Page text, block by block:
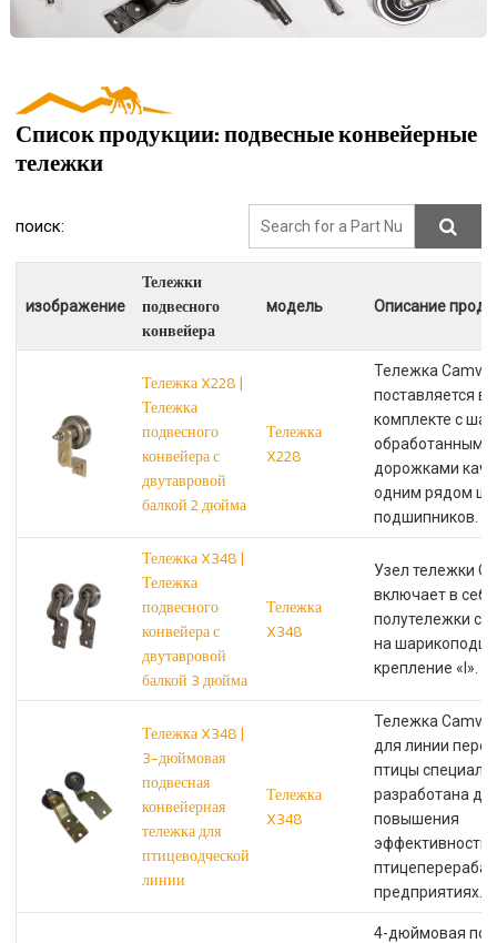
Список продукции: подвесные конвейерные
тележки
поиск:
изображение
Тележки
подвесного
конвейера
модель Описание
Тележка X228 |
Тележка
подвесного
конвейера с
двутавровой
балкой 2 дюйма
Тележка
X228
Тележка
поставляется в
комплекте с
обработанными
дорожками
одним рядом
подшипников.
Тележка X348 |
Тележка
подвесного
конвейера с
двутавровой
балкой 3 дюйма
Тележка
X348
Узел тележки
включает в
полутележки с
на
крепление «I».
Тележка X348 |
3-дюймовая
подвесная
конвейерная
тележка для
птицеводческой
линии
Тележка
X348
Тележка
для линии
птицы
разработана
повышения
эффективности
предприятиях.
4-дюймовая